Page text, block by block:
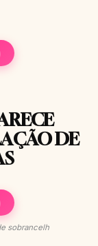
DE
sobrancelh